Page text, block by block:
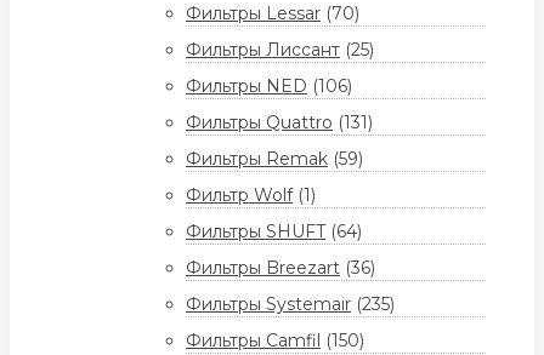
Фильтры Lessar (70)
Фильтры Лиссант (25)
Фильтры NED (106)
Фильтры Quattro (131)
Фильтры Remak (59)
Фильтр Wolf (1)
Фильтры SHUFT (64)
Фильтры Breezart (36)
Фильтры Systemair (235)
Фильтры Camfil (150)